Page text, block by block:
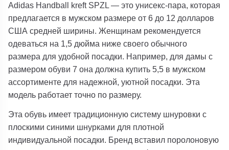
Adidas Handball kreft SPZL — это унисекс-пара, которая
предлагается в мужском размере от 6 до 12 долларов
США средней ширины. Женщинам рекомендуется
одеваться на 1,5 дюйма ниже своего обычного
размера для удобной посадки. Например, для дамы с
размером обуви 7 она должна купить 5,5 в мужском
ассортименте для надежной, уютной посадки. Эта
модель работает точно по размеру.
Эта обувь имеет традиционную систему шнуровки с
плоскими синими шнурками для плотной
индивидуальной посадки. Бренд вставил поролоновую